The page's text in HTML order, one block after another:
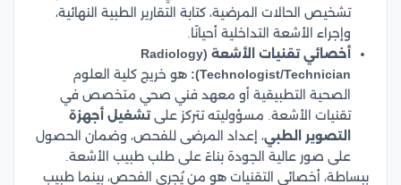
تشخيص الحالات المرضية، كتابة التقارير الطبية النهائية،
وإجراء الأشعة التداخلية أحيانًا.
أخصائي تقنيات الأشعة (Radiology
Technologist/Technician):
هو خريج كلية العلوم
الصحية التطبيقية أو معهد فني صحي متخصص في
تقنيات الأشعة. مسؤوليته تتركز علىتشغيل أجهزة
التصوير الطبي، إعداد المرضى للفحص، وضمان الحصول
على صور عالية الجودة بناءً على طلب طبيب الأشعة.
ببساطة، أخصائي التقنيات هو من يُجري الفحص، بينما طبيب